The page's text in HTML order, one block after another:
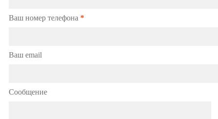
Ваш номер телефона *
Ваш email
Сообщение